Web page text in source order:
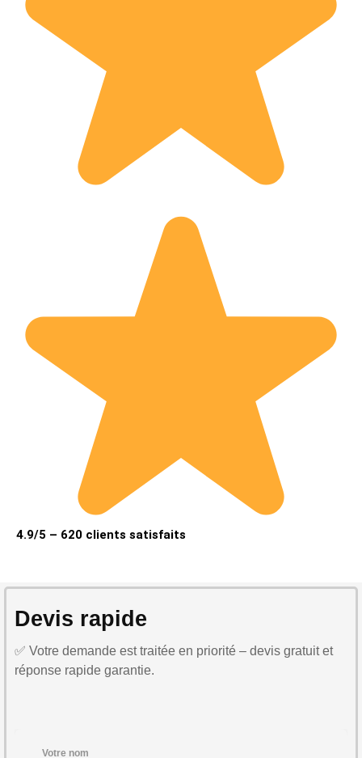
4.9/5 – 620 clients satisfaits
Devis rapide
✅ Votre demande est traitée en priorité – devis gratuit et
réponse rapide garantie.
Votre nom